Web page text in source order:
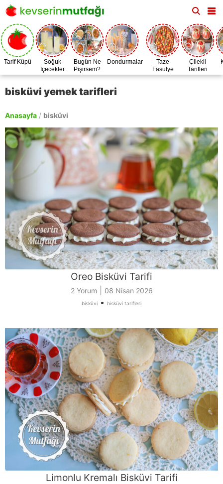
Tarif Küpü
Soğuk
İçecekler
Bugün Ne
Pişirsem?
Dondurmalar
Taze
Fasulye
Zamanı
Çilekli
Tarifleri
bisküvi yemek tarifleri
Anasayfa / bisküvi
Oreo Bisküvi Tarifi
2 Yorum 08 Nisan 2026
bisküvi • bisküvi tarifleri
Limonlu Kremalı Bisküvi Tarifi